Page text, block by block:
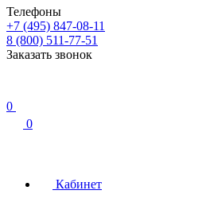
Телефоны
+7 (495) 847-08-11
8 (800) 511-77-51
Заказать звонок
0
0
Кабинет